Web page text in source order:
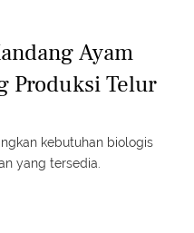
Ayam
Produksi Telur
kebutuhan biologis
yang tersedia.